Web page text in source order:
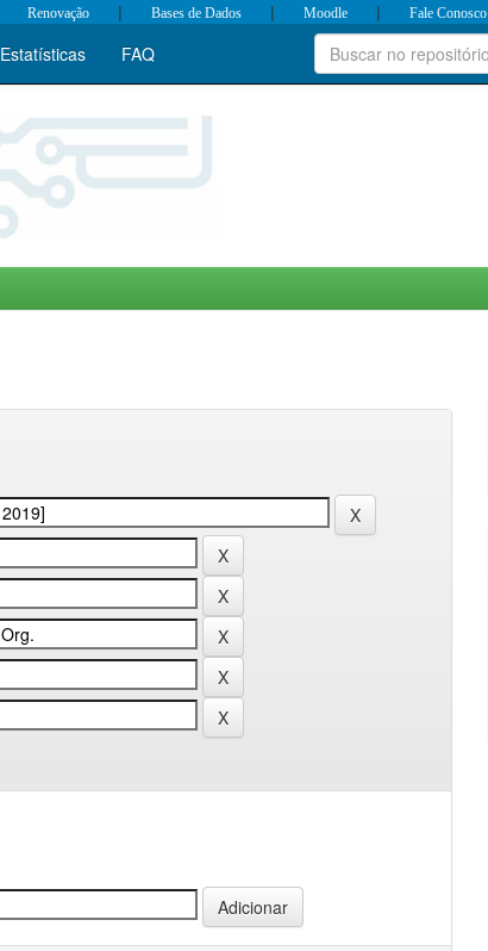
Renovação | Bases de Dados | Moodle | Fale Conosco
Estatísticas FAQ